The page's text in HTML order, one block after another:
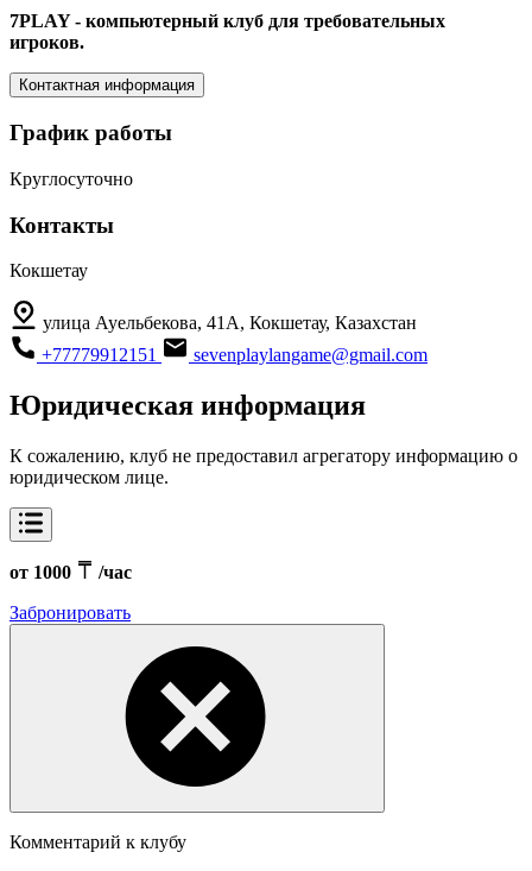
7PLAY - компьютерный клуб для требовательных
игроков.
Контактная информация
График работы
Круглосуточно
Контакты
Кокшетау
улица Ауельбекова, 41А, Кокшетау, Казахстан
+77779912151
sevenplaylangame@gmail.com
Юридическая информация
К сожалению, клуб не предоставил агрегатору информацию о
юридическом лице.
от 1000
/час
Забронировать
Комментарий к клубу